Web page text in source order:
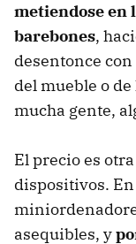
metiendose en
barebones,
desentonce
del mueble o
mucha gente,
El precio es
dispositivos.
asequibles, y